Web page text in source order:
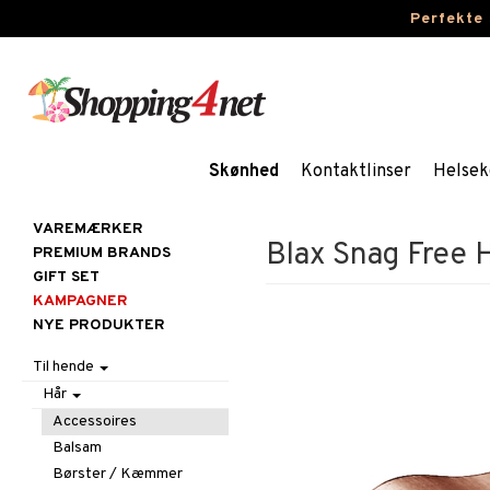
Perfekte
Skønhed Kontaktlinser
Blax Snag Free
VAREMÆRKER
PREMIUM BRANDS
GIFT SET
KAMPAGNER
NYE PRODUKTER
Til hende
Hår
Accessoires
Balsam
Børster / Kæmmer